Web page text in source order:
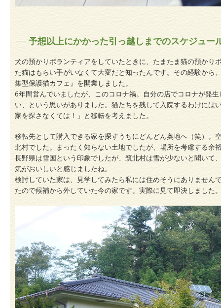
予想以上にかかった引っ越しまでのスケジュー
犬の預かりボランティアをしていたときに、たまたま猫の預かり
た猫はもらい手がいなくて大変だと知ったんです。その経験から
集型保護猫カフェ』を開業しました。
6年間営んでいましたが、このコロナ禍。自分の店でコロナが発
い、という思いがありました。猫たちを残して入院するわけには
家を探さなくては！」と移転を考えました。
移転先として購入できる家を探すうちにどんどん奥地へ（笑）。
北村でした。まったく知らない土地でしたが、場所を考慮する余
長野県は雪国という印象でしたが、筑北村は雪が少ないと聞いて
気がおいしいと感じましたね。
検討していた家は、見学してみたら私には住めそうにありません
たので候補から外していた今の家です。実際に見て即決しました